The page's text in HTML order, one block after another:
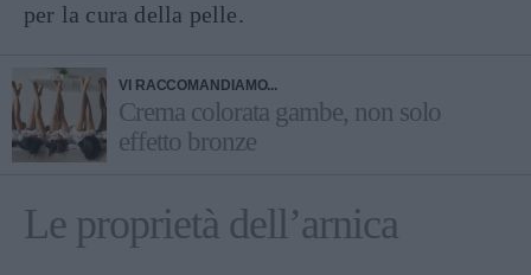
per la cura della pelle.
VI RACCOMANDIAMO...
Crema colorata gambe, non solo
effetto bronze
Le proprietà dell’arnica